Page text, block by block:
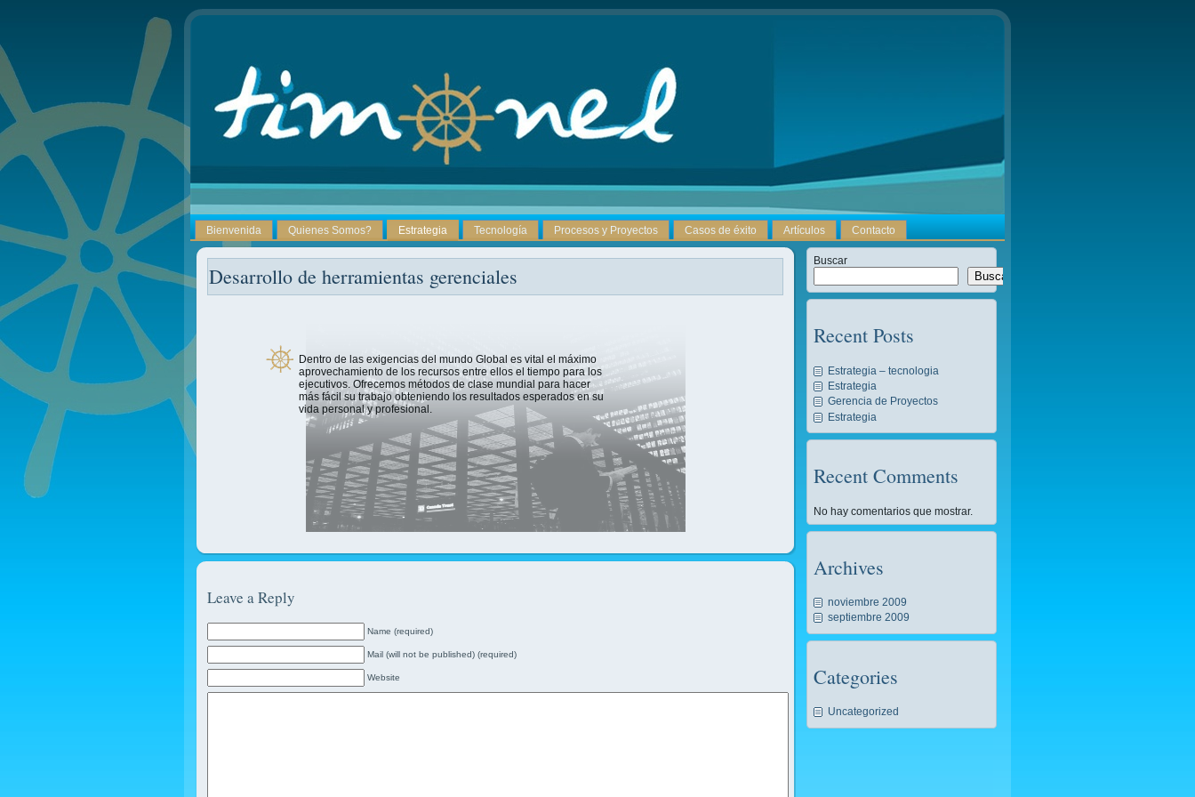
Bienvenida Quienes Somos? Estrategia Tecnología Procesos y Proyectos Casos de éxito Artículos Contacto
Desarrollo de herramientas gerenciales
Dentro de las exigencias del mundo Global es vital el máximo
aprovechamiento de los recursos entre ellos el tiempo para los
ejecutivos. Ofrecemos métodos de clase mundial para hacer
más fácil su trabajo obteniendo los resultados esperados en su
vida personal y profesional.
Leave a Reply
Name (required)
Mail (will not be published) (required)
Website
Buscar
Buscar
Recent Posts
Estrategia – tecnologia
Estrategia
Gerencia de Proyectos
Estrategia
Recent Comments
No hay comentarios que mostrar.
Archives
noviembre 2009
septiembre 2009
Categories
Uncategorized